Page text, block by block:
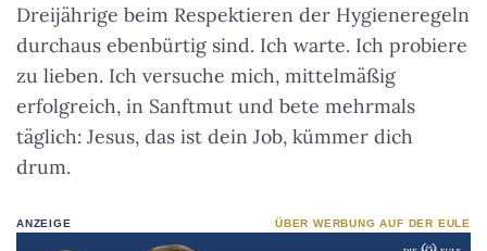
Dreijährige beim Respektieren der Hygieneregeln
durchaus ebenbürtig sind. Ich warte. Ich probiere
zu lieben. Ich versuche mich, mittelmäßig
erfolgreich, in Sanftmut und bete mehrmals
täglich: Jesus, das ist dein Job, kümmer dich
drum.
ANZEIGE ÜBER WERBUNG AUF DER EULE